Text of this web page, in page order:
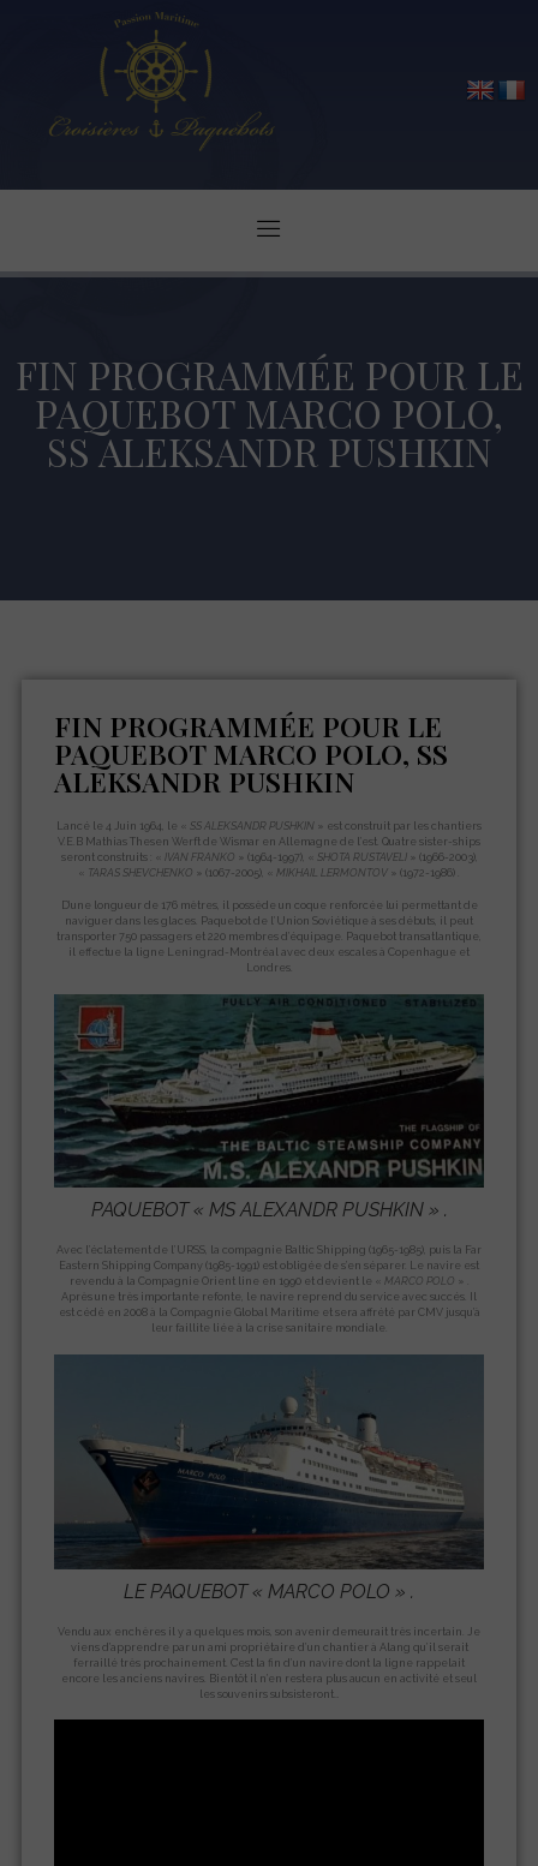
FIN PROGRAMMÉE POUR LE
PAQUEBOT MARCO POLO,
SS ALEKSANDR PUSHKIN
FIN PROGRAMMÉE POUR LE
PAQUEBOT MARCO POLO, SS
ALEKSANDR PUSHKIN
Lancé le 4 Juin 1964, le « SS ALEKSANDR PUSHKIN » est construit par les chantiers
V.E.B Mathias Thesen Werft de Wismar en Allemagne de l’est. Quatre sister-ships
seront construits : « IVAN FRANKO » (1964-1997), « SHOTA RUSTAVELI» (1966-2003),
« TARAS SHEVCHENKO » (1067-2005), « MIKHAIL LERMONTOV » (1972-1986) .
D’une longueur de 176 mètres, il possède un coque renforcée lui permettant de
naviguer dans les glaces. Paquebot de l’Union Soviétique à ses débuts, il peut
transporter 750 passagers et 220 membres d’équipage. Paquebot transatlantique,
il effectue la ligne Leningrad-Montréal avec deux escales à Copenhague et
Londres.
PAQUEBOT « MS ALEXANDR PUSHKIN» .
Avec l’éclatement de l’URSS, la compagnie Baltic Shipping (1965-1985), puis la Far
Eastern Shipping Company (1985-1991) est obligée de s’en séparer. Le navire est
revendu à la Compagnie Orient line en 1990 et devient le « MARCO POLO » .
Après une très importante refonte, le navire reprend du service avec succés. Il
est cédé en 2008 à la Compagnie Global Maritime et sera affrété par CMV jusqu’à
leur faillite liée à la crise sanitaire mondiale.
LE PAQUEBOT « MARCO POLO » .
Vendu aux enchères il y a quelques mois, son avenir demeurait très incertain. Je
viens d’apprendre par un ami propriétaire d’un chantier à Alang qu’il serait
ferraillé très prochainement. C’est la fin d’un navire dont la ligne rappelait
encore les anciens navires. Bientôt il n’en restera plus aucun en activité et seul
les souvenirs subsisteront…